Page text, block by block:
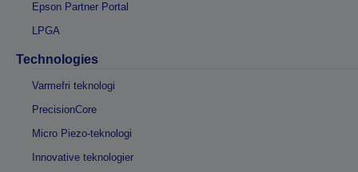
Epson Partner Portal
LPGA
Technologies
Varmefri teknologi
PrecisionCore
Micro Piezo-teknologi
Innovative teknologier